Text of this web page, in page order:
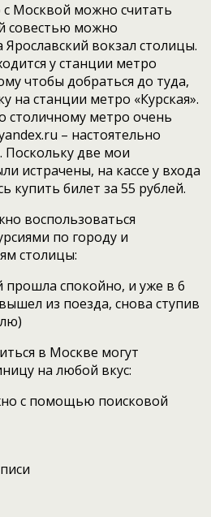
Москвой можно считать
совестью можно
вокзал столицы.
у станции метро
чтобы добраться до туда,
на станции метро «Курская».
столичному метро очень
– настоятельно
две мои
истрачены, на кассе у входа
купить билет за 55 рублей.
воспользоваться
по городу и
столицы:
спокойно, и уже в 6
из поезда, снова ступив
в Москве могут
на любой вкус:
с помощью поисковой